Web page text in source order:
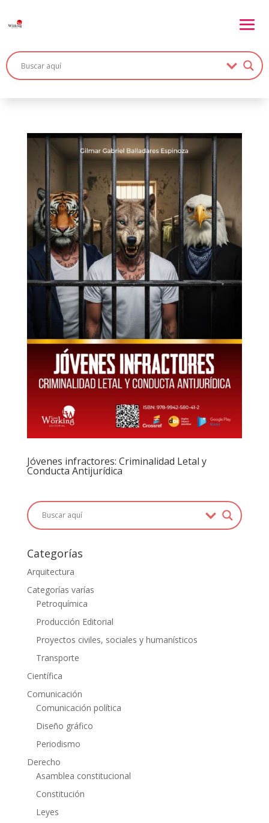
Jóvenes infractores: Criminalidad Letal y
Conducta Antijurídica
Categorías
Arquitectura
Categorías varías
Petroquímica
Producción Editorial
Proyectos civiles, sociales y humanísticos
Transporte
Científica
Comunicación
Comunicación política
Diseño gráfico
Periodismo
Derecho
Asamblea constitucional
Constitución
Leyes